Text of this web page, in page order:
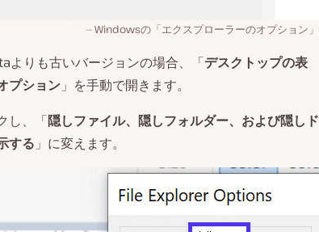
Windowsの「エクスプローラーのオプション」
りも古いバージョンの場合、「デスクトップの表
プション 」を手動で開きます。
し、「隠しファイル、隠しフォルダー、および隠しド
する 」に変えます。